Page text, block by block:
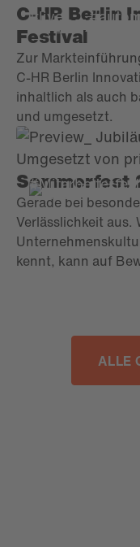
TOYOTA
#live
C-HR Berlin
Festival
Zur
C-HR Berlin
inhaltlich als auch
und umgesetzt.
#Mitarbeiterfest
Sommerfest
Gerade bei
Verlässlichkeit aus.
kennt, kann auf
ALLE